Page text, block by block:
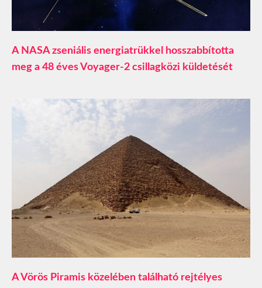
A NASA zseniális energiatrükkel hosszabbította
meg a 48 éves Voyager-2 csillagközi küldetését
A Vörös Piramis közelében található rejtélyes